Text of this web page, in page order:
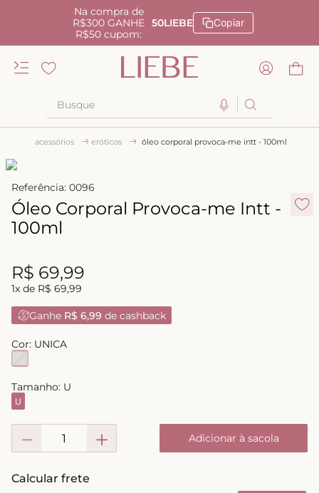
Na compra de
R$300 GANHE
R$50 cupom:
50LIEBE Copiar
acessórios eróticos óleo corporal provoca-me intt - 100ml
Referência: 0096
Óleo Corporal Provoca-me Intt -
100ml
R$ 69,99
1x de R$ 69,99
Ganhe R$ 6,99 de cashback
Cor: UNICA
Tamanho: U
U
＋
－ Adicionar à sacola
TERMOS MAIS BUSCADOS
1º
camisola
sutiã
calcinha renda
anatomic
biquini
10º plus